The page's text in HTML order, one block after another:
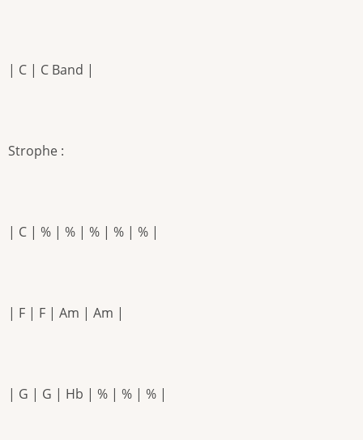
| C | C Band |
Strophe :
| C | % | % | % | % | % |
| F | F | Am | Am |
| G | G | Hb | % | % | % |